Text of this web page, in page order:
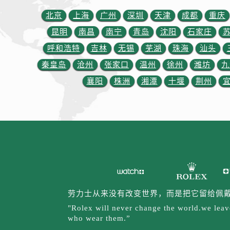
北京 上海 广州 深圳 天津 成都
重庆
昆明
南昌 南宁 青岛 沈阳 石家庄
呼和浩特
吉林 无锡 芜湖 珠海 汕头
秦皇岛
沧州 张家口 温州 徐州 潍坊
襄阳
株洲 湘潭 十堰 荆州
劳力士从来没有改变世界，而是把它留给佩
"Rolex will never change the world.we
who wear them.”